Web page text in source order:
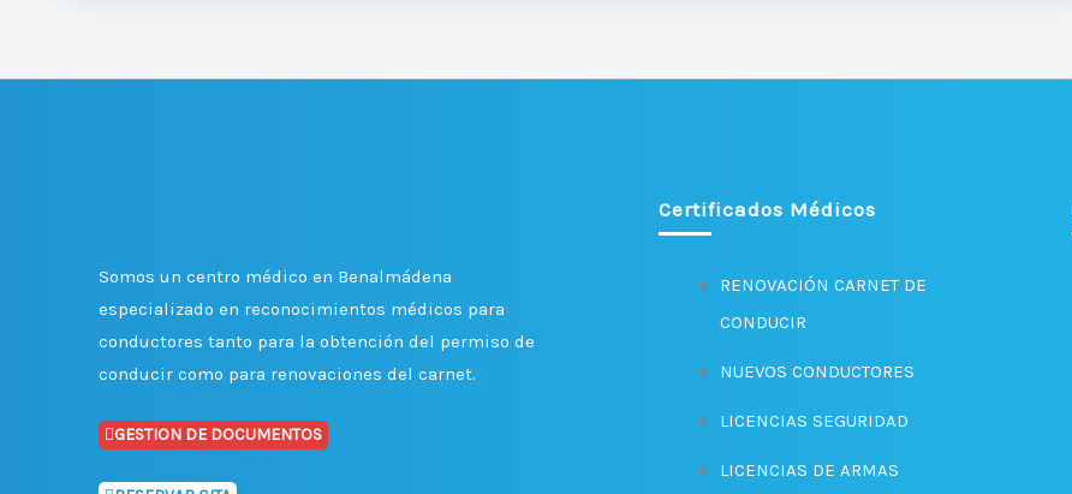
Somos un centro médico en Benalmádena
especializado en reconocimientos médicos para
conductores tanto para la obtención del permiso de
conducir como para renovaciones del carnet.
GESTION DE DOCUMENTOS
Certificados Médicos
RENOVACIÓN CARNET DE
CONDUCIR
NUEVOS CONDUCTORES
LICENCIAS SEGURIDAD
LICENCIAS DE ARMAS